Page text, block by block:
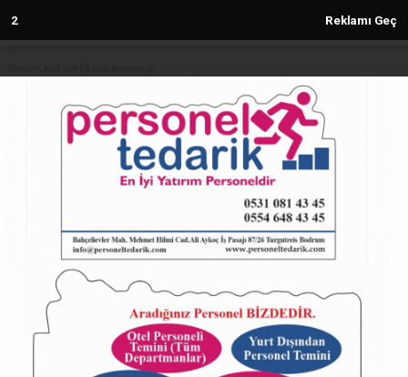
1 Reklamı Geç
Anasayfa SAMANDAĞ
Samandağ Zübeyde Hanım MTAL
Öğrencilerinden Huzurevine
Bayram Ziyareti
SAMANDAĞ
(Sovtna) - Sovtna Haber Gazetesi | 28.05.2025 - 14:46, Güncelleme:
19175+ kez okundu.
Samandağ Zübeyde Hanım MTAL Öğrencilerinden